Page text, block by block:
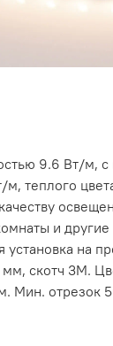
9.6 Вт/м,
теплого
и
на
скотч 3М.
отрезок